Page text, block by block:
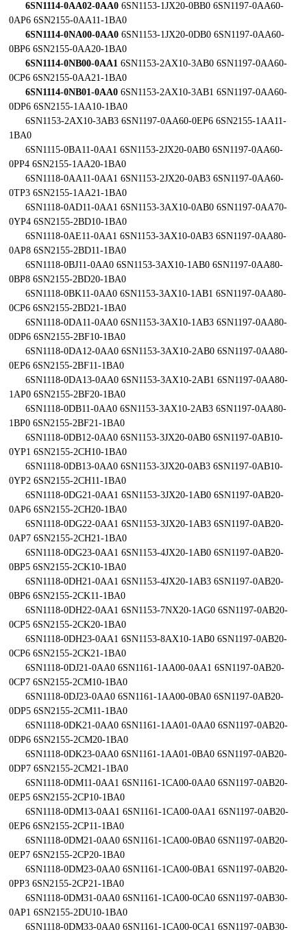
6SN1114-0AA02-0AA0 6SN1153-1JX20-0BB0 6SN1197-0AA60-
0AP6 6SN2155-0AA11-1BA0
6SN1114-0NA00-0AA0 6SN1153-1JX20-0DB0 6SN1197-0AA60-
0BP6 6SN2155-0AA20-1BA0
6SN1114-0NB00-0AA1 6SN1153-2AX10-3AB0 6SN1197-0AA60-
0CP6 6SN2155-0AA21-1BA0
6SN1114-0NB01-0AA0 6SN1153-2AX10-3AB1 6SN1197-0AA60-
0DP6 6SN2155-1AA10-1BA0
6SN1153-2AX10-3AB3 6SN1197-0AA60-0EP6 6SN2155-1AA11-
1BA0
6SN1115-0BA11-0AA1 6SN1153-2JX20-0AB0 6SN1197-0AA60-
0PP4 6SN2155-1AA20-1BA0
6SN1118-0AA11-0AA1 6SN1153-2JX20-0AB3 6SN1197-0AA60-
0TP3 6SN2155-1AA21-1BA0
6SN1118-0AD11-0AA1 6SN1153-3AX10-0AB0 6SN1197-0AA70-
0YP4 6SN2155-2BD10-1BA0
6SN1118-0AE11-0AA1 6SN1153-3AX10-0AB3 6SN1197-0AA80-
0AP8 6SN2155-2BD11-1BA0
6SN1118-0BJ11-0AA0 6SN1153-3AX10-1AB0 6SN1197-0AA80-
0BP8 6SN2155-2BD20-1BA0
6SN1118-0BK11-0AA0 6SN1153-3AX10-1AB1 6SN1197-0AA80-
0CP6 6SN2155-2BD21-1BA0
6SN1118-0DA11-0AA0 6SN1153-3AX10-1AB3 6SN1197-0AA80-
0DP6 6SN2155-2BF10-1BA0
6SN1118-0DA12-0AA0 6SN1153-3AX10-2AB0 6SN1197-0AA80-
0EP6 6SN2155-2BF11-1BA0
6SN1118-0DA13-0AA0 6SN1153-3AX10-2AB1 6SN1197-0AA80-
1AP0 6SN2155-2BF20-1BA0
6SN1118-0DB11-0AA0 6SN1153-3AX10-2AB3 6SN1197-0AA80-
1BP0 6SN2155-2BF21-1BA0
6SN1118-0DB12-0AA0 6SN1153-3JX20-0AB0 6SN1197-0AB10-
0YP1 6SN2155-2CH10-1BA0
6SN1118-0DB13-0AA0 6SN1153-3JX20-0AB3 6SN1197-0AB10-
0YP2 6SN2155-2CH11-1BA0
6SN1118-0DG21-0AA1 6SN1153-3JX20-1AB0 6SN1197-0AB20-
0AP6 6SN2155-2CH20-1BA0
6SN1118-0DG22-0AA1 6SN1153-3JX20-1AB3 6SN1197-0AB20-
0AP7 6SN2155-2CH21-1BA0
6SN1118-0DG23-0AA1 6SN1153-4JX20-1AB0 6SN1197-0AB20-
0BP5 6SN2155-2CK10-1BA0
6SN1118-0DH21-0AA1 6SN1153-4JX20-1AB3 6SN1197-0AB20-
0BP6 6SN2155-2CK11-1BA0
6SN1118-0DH22-0AA1 6SN1153-7NX20-1AG0 6SN1197-0AB20-
0CP5 6SN2155-2CK20-1BA0
6SN1118-0DH23-0AA1 6SN1153-8AX10-1AB0 6SN1197-0AB20-
0CP6 6SN2155-2CK21-1BA0
6SN1118-0DJ21-0AA0 6SN1161-1AA00-0AA1 6SN1197-0AB20-
0CP7 6SN2155-2CM10-1BA0
6SN1118-0DJ23-0AA0 6SN1161-1AA00-0BA0 6SN1197-0AB20-
0DP5 6SN2155-2CM11-1BA0
6SN1118-0DK21-0AA0 6SN1161-1AA01-0AA0 6SN1197-0AB20-
0DP6 6SN2155-2CM20-1BA0
6SN1118-0DK23-0AA0 6SN1161-1AA01-0BA0 6SN1197-0AB20-
0DP7 6SN2155-2CM21-1BA0
6SN1118-0DM11-0AA1 6SN1161-1CA00-0AA0 6SN1197-0AB20-
0EP5 6SN2155-2CP10-1BA0
6SN1118-0DM13-0AA1 6SN1161-1CA00-0AA1 6SN1197-0AB20-
0EP6 6SN2155-2CP11-1BA0
6SN1118-0DM21-0AA0 6SN1161-1CA00-0BA0 6SN1197-0AB20-
0EP7 6SN2155-2CP20-1BA0
6SN1118-0DM23-0AA0 6SN1161-1CA00-0BA1 6SN1197-0AB20-
0PP3 6SN2155-2CP21-1BA0
6SN1118-0DM31-0AA0 6SN1161-1CA00-0CA0 6SN1197-0AB30-
0AP1 6SN2155-2DU10-1BA0
6SN1118-0DM33-0AA0 6SN1161-1CA00-0CA1 6SN1197-0AB30-